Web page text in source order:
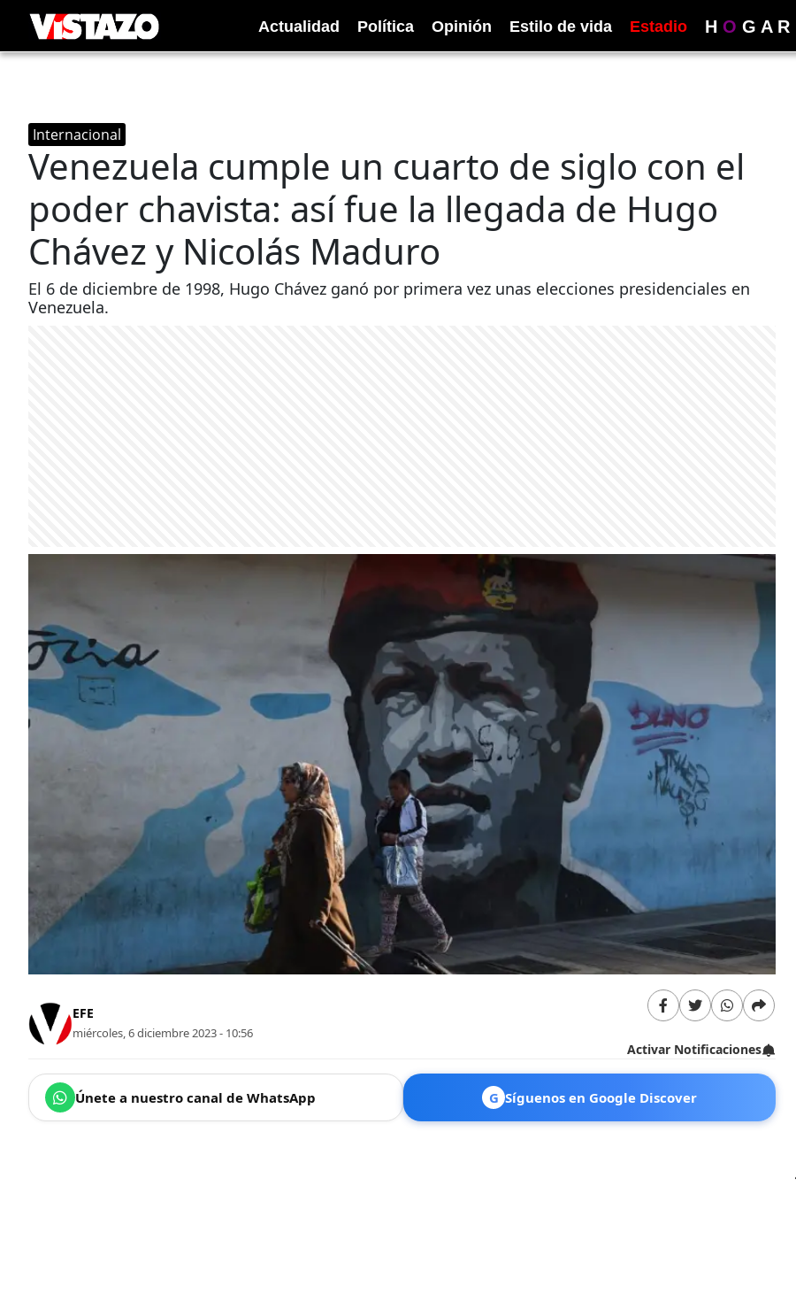
Actualidad Política Opinión Estilo de vida Estadio H O G A R
Internacional
Venezuela cumple un cuarto de siglo con el
poder chavista: así fue la llegada de Hugo
Chávez y Nicolás Maduro
El 6 de diciembre de 1998, Hugo Chávez ganó por primera vez unas elecciones presidenciales en
Venezuela.
EFE
miércoles, 6 diciembre 2023 - 10:56
Activar Notificaciones
Únete a nuestro canal de WhatsApp G Síguenos en Google Discover